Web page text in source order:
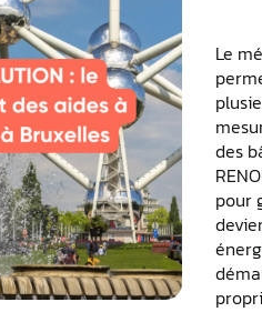
Le
des
pour